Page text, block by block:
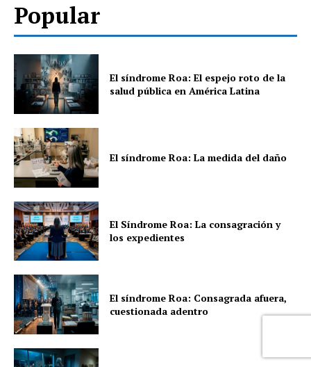
Popular
El síndrome Roa: El espejo roto de la
salud pública en América Latina
El síndrome Roa: La medida del daño
El Síndrome Roa: La consagración y
los expedientes
El síndrome Roa: Consagrada afuera,
cuestionada adentro